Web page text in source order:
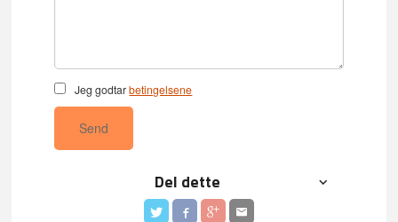
Jeg godtarbetingelsene
Send
Del dette